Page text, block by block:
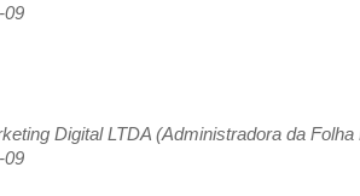
09
Digital LTDA (Administradora da Folha
09